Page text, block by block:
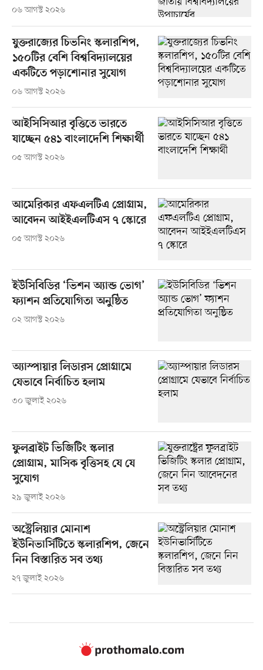
০৬ আগস্ট ২০২৬
যুক্তরাজ্যের চিভনিং স্কলারশিপ,
১৫০টির বেশি বিশ্ববিদ্যালয়ের
একটিতে পড়াশোনার সুযোগ
০৬ আগস্ট ২০২৬
আইসিসিআর বৃত্তিতে ভারতে
যাচ্ছেন ৫৪১ বাংলাদেশি শিক্ষার্থী
০৫ আগস্ট ২০২৬
আমেরিকার এফএলটিএ প্রোগ্রাম,
আবেদন আইইএলটিএস ৭ স্কোরে
০৫ আগস্ট ২০২৬
ইউসিবিডির ‘ভিশন অ্যান্ড ভোগ’
ফ্যাশন প্রতিযোগিতা অনুষ্ঠিত
০২ আগস্ট ২০২৬
অ্যাস্পায়ার লিডারস প্রোগ্রামে
যেভাবে নির্বাচিত হলাম
৩০ জুলাই ২০২৬
ফুলব্রাইট ভিজিটিং স্কলার
প্রোগ্রাম, মাসিক বৃত্তিসহ যে যে
সুযোগ
২৯ জুলাই ২০২৬
অস্ট্রেলিয়ার মোনাশ
ইউনিভার্সিটিতে স্কলারশিপ, জেনে
নিন বিস্তারিত সব তথ্য
২৭ জুলাই ২০২৬